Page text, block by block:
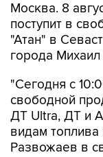
Москва. 8
поступит в
"Атан" в
города
"Сегодня с
свободной
ДТ Ultra, ДТ и
видам
Развожаев в